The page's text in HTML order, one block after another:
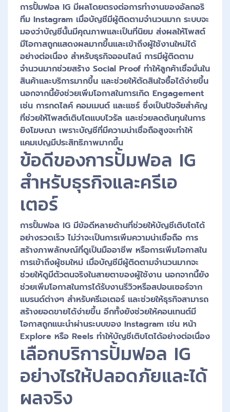
การปั้มฟอล IG มีผลโดยตรงต่อการทำงานของอัลกอริ
ทึม Instagram เมื่อบัญชีมีผู้ติดตามจำนวนมาก ระบบจะ
มองว่าบัญชีนั้นมีคุณภาพและเป็นที่นิยม ส่งผลให้โพสต์
มีโอกาสถูกแสดงผลมากขึ้นและเข้าถึงผู้ใช้งานใหม่ได้
อย่างต่อเนื่อง สำหรับธุรกิจออนไลน์ การมีผู้ติดตาม
จำนวนมากช่วยสร้าง Social Proof ทำให้ลูกค้าเชื่อมั่นใน
สินค้าและบริการมากขึ้น และช่วยให้ตัดสินใจซื้อได้ง่ายขึ้น
นอกจากนี้ยังช่วยเพิ่มโอกาสในการเกิด Engagement
เช่น การกดไลค์ คอมเมนต์ และแชร์ ซึ่งเป็นปัจจัยสำคัญ
ที่ช่วยให้โพสต์เติบโตแบบไวรัล และช่วยลดต้นทุนในการ
ยิงโฆษณา เพราะบัญชีที่มีความน่าเชื่อถือสูงจะทำให้
แคมเปญมีประสิทธิภาพมากขึ้น
ข้อดีของการปั้มฟอล IG
สำหรับธุรกิจและครีเอ
เตอร์
การปั้มฟอล IG มีข้อดีหลายด้านที่ช่วยให้บัญชีเติบโตได้
อย่างรวดเร็ว ไม่ว่าจะเป็นการเพิ่มความน่าเชื่อถือ การ
สร้างภาพลักษณ์ที่ดูเป็นมืออาชีพ หรือการเพิ่มโอกาสใน
การเข้าถึงผู้ชมใหม่ เมื่อบัญชีมีผู้ติดตามจำนวนมากจะ
ช่วยให้ดูมีตัวตนจริงในสายตาของผู้ใช้งาน นอกจากนี้ยัง
ช่วยเพิ่มโอกาสในการได้รับงานรีวิวหรือสปอนเซอร์จาก
แบรนด์ต่างๆ สำหรับครีเอเตอร์ และช่วยให้ธุรกิจสามารถ
สร้างยอดขายได้ง่ายขึ้น อีกทั้งยังช่วยให้คอนเทนต์มี
โอกาสถูกแนะนำผ่านระบบของ Instagram เช่น หน้า
Explore หรือ Reels ทำให้บัญชีเติบโตได้อย่างต่อเนื่อง
เลือกบริการปั้มฟอล IG
อย่างไรให้ปลอดภัยและได้
ผลจริง